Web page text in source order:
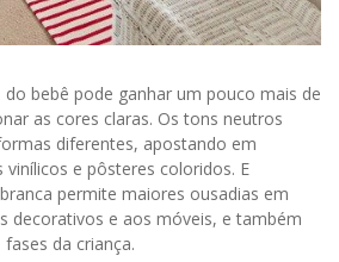
bebê pode ganhar um pouco mais de
as cores claras. Os tons neutros
diferentes, apostando em
vinílicos e pôsteres coloridos. E
permite maiores ousadias em
decorativos e aos móveis, e também
da criança.